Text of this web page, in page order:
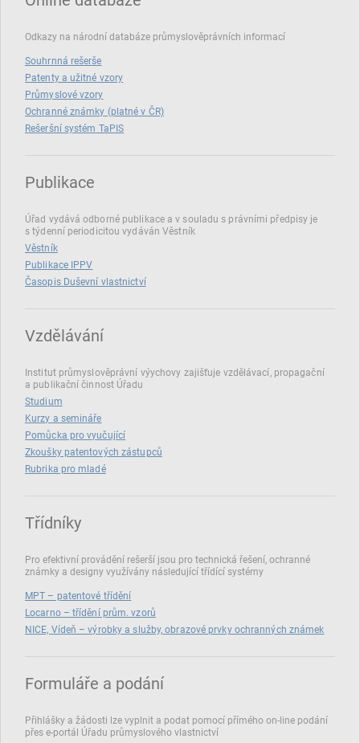
Odkazy na národní databáze průmyslověprávních informací
Souhrnná rešerše
Patenty a užitné vzory
Průmyslové vzory
Ochranné známky (platné v ČR)
Rešeršní systém TaPIS
Publikace
Úřad vydává odborné publikace a v souladu s právními předpisy je
s týdenní periodicitou vydáván Věstník
Věstník
Publikace IPPV
Časopis Duševní vlastnictví
Vzdělávání
Institut průmyslověprávní výychovy zajišťuje vzdělávací, propagační
a publikační činnost Úřadu
Studium
Kurzy a semináře
Pomůcka pro vyučující
Zkoušky patentových zástupců
Rubrika pro mladé
Třídníky
Pro efektivní provádění rešerší jsou pro technická řešení, ochranné
známky a designy využívány následující třídící systémy
MPT – patentové třídění
Locarno – třídění prům. vzorů
NICE, Vídeň – výrobky a služby, obrazové prvky ochranných známek
Formuláře a podání
Přihlášky a žádosti lze vyplnit a podat pomocí přímého on‑line podání
přes e‑portál Úřadu průmyslového vlastnictví